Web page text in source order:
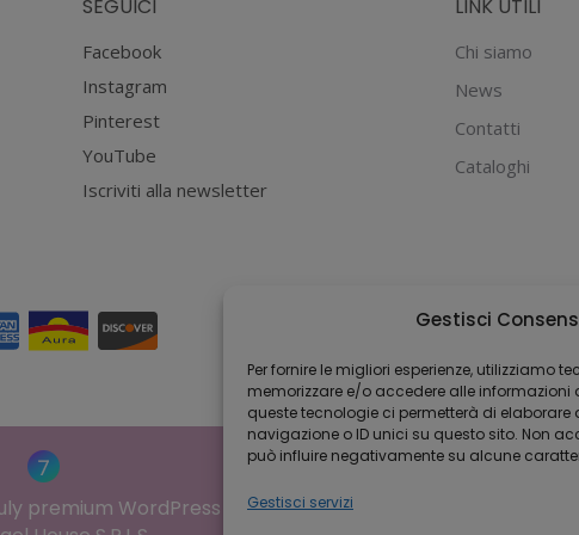
Gestisci
Per fornire le migliori esperienze, utilizziamo
memorizzare e/o accedere alle informazioni
queste tecnologie ci permetterà di
navigazione o ID unici su questo sito. Non
può influire negativamente su alcune
Gestisci servizi
possono
essere
prodotto
SEGUICI
Facebook
Instagram
Pinterest
YouTube
Iscriviti alla newsletter
LINK UTILI
Chi siamo
News
Contatti
Cataloghi
premium WordPress themes